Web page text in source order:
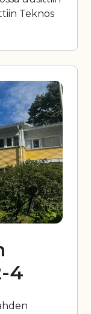
Teknos
4